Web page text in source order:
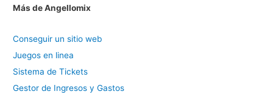
Más de Angellomix
Conseguir un sitio web
Juegos en linea
Sistema de Tickets
Gestor de Ingresos y Gastos